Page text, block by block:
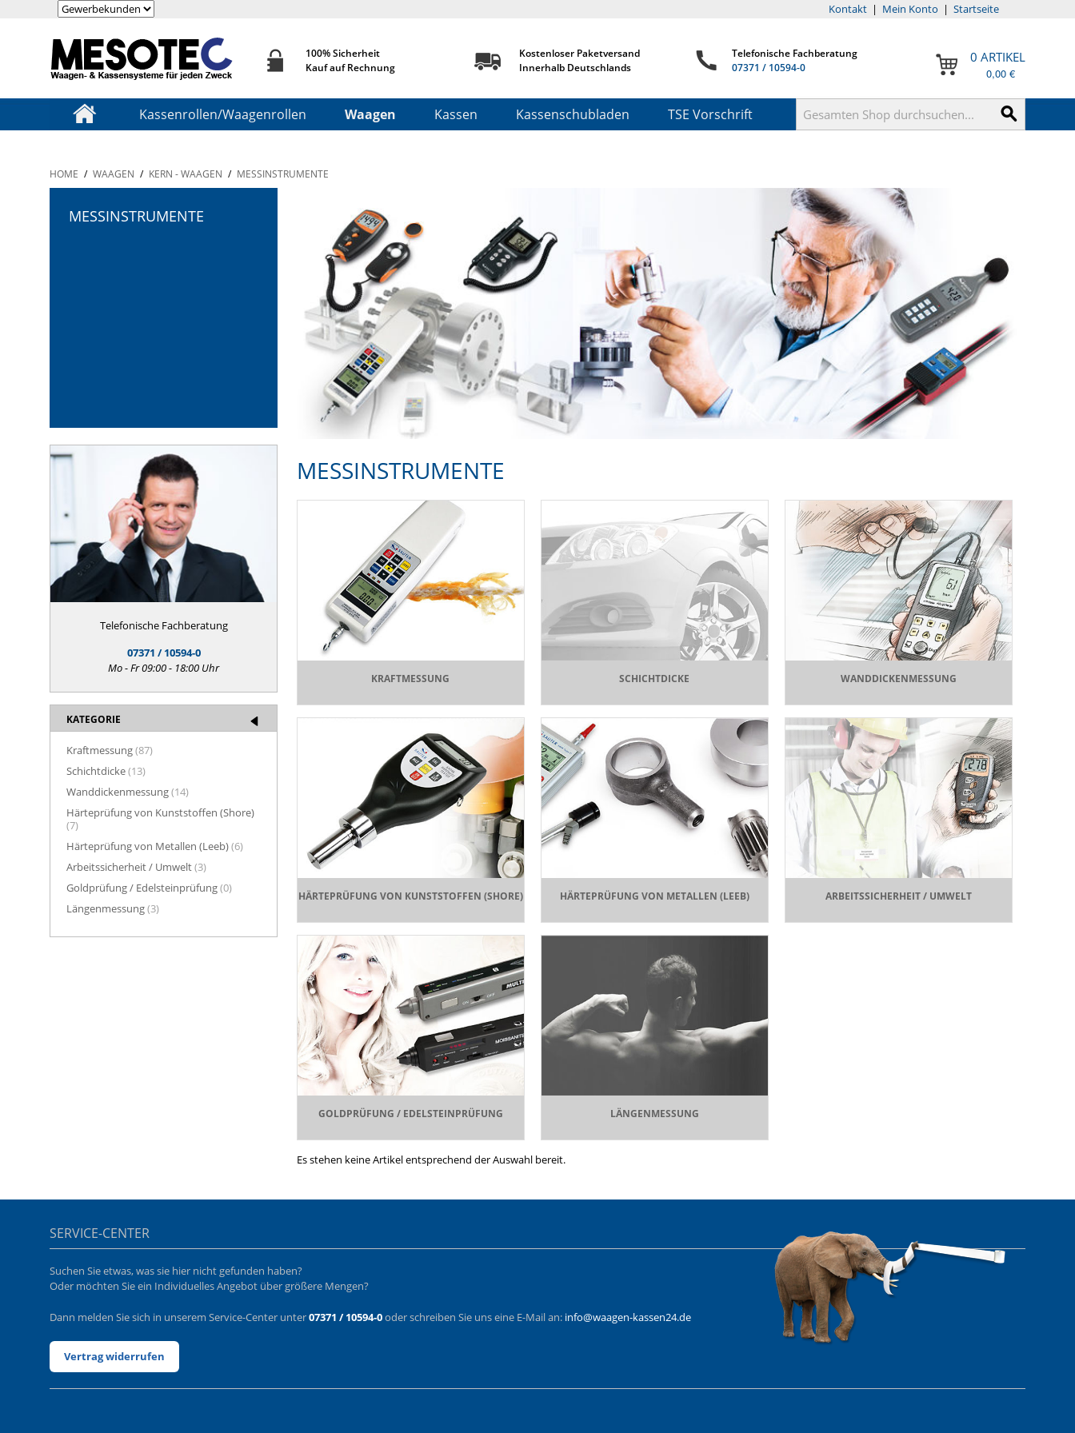
Startseite
|
Mein Konto
|
Kontakt
0 ARTIKEL
0,00 €
100% Sicherheit
Kauf auf Rechnung
Kostenloser Paketversand
Innerhalb Deutschlands
Telefonische Fachberatung
07371 / 10594-0
Kassenrollen/Waagenrollen Waagen Kassen Kassenschubladen TSE Vorschrift
HOME / WAAGEN / KERN - WAAGEN / MESSINSTRUMENTE
MESSINSTRUMENTE
Telefonische Fachberatung
07371 / 10594-0
Mo - Fr 09:00 - 18:00 Uhr
KATEGORIE
Kraftmessung(87)
Schichtdicke(13)
Wanddickenmessung(14)
Härteprüfung von Kunststoffen (Shore)
(7)
Härteprüfung von Metallen (Leeb)(6)
Arbeitssicherheit / Umwelt(3)
Goldprüfung / Edelsteinprüfung(0)
Längenmessung(3)
MESSINSTRUMENTE
KRAFTMESSUNG SCHICHTDICKE WANDDICKENMESSUNG
HÄRTEPRÜFUNG VON KUNSTSTOFFEN (SHORE) HÄRTEPRÜFUNG VON METALLEN (LEEB) ARBEITSSICHERHEIT / UMWELT
GOLDPRÜFUNG / EDELSTEINPRÜFUNG LÄNGENMESSUNG
Es stehen keine Artikel entsprechend der Auswahl bereit.
SERVICE-CENTER
Suchen Sie etwas, was sie hier nicht gefunden haben?
Oder möchten Sie ein Individuelles Angebot über größere Mengen?
Dann melden Sie sich in unserem Service-Center unter07371 / 10594-0oder schreiben Sie uns eine E-Mail an: info@waagen-kassen24.de
Vertrag widerrufen